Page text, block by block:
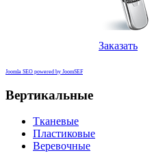
Заказать
Joomla SEO powered by JoomSEF
Вертикальные
Тканевые
Пластиковые
Веревочные